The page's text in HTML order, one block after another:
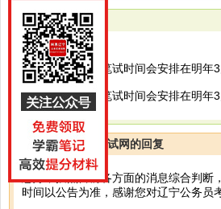
已解决
大连公务员
春季公务员联考笔试时间会安排在明年3
春季公务员联考笔试时间会安排在明年
辽宁公务员考试网的回复
您好，按照目前各方面的消息综合判断
时间以公告为准，感谢您对辽宁公务员